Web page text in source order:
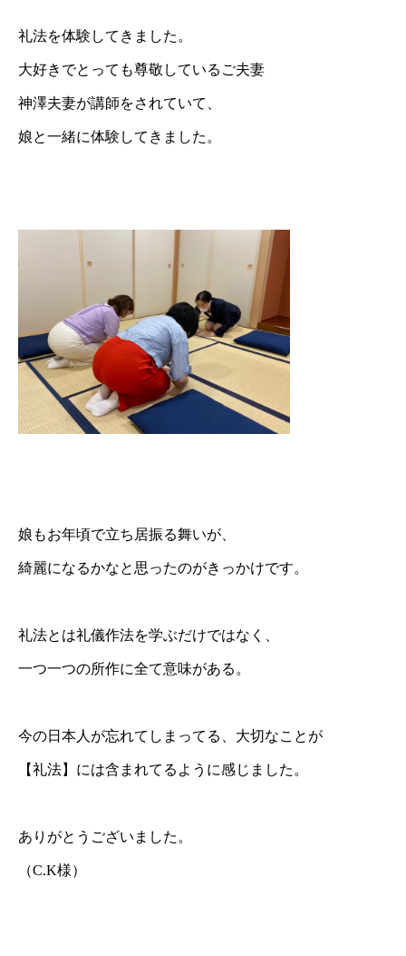
礼法を体験してきました。
大好きでとっても尊敬しているご夫妻
神澤夫妻が講師をされていて、
娘と一緒に体験してきました。
娘もお年頃で立ち居振る舞いが、
綺麗になるかなと思ったのがきっかけです。
礼法とは礼儀作法を学ぶだけではなく、
一つ一つの所作に全て意味がある。
今の日本人が忘れてしまってる、大切なことが
【礼法】には含まれてるように感じました。
ありがとうございました。
（C.K様）